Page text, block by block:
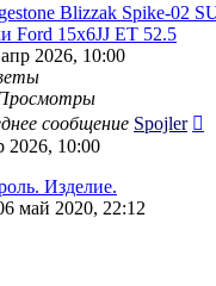
Blizzak Spike-02
Ford 15x6JJ ET 52.5
2026, 10:00
сообщение Spojler
2026, 10:00
Изделие.
май 2020, 22:12